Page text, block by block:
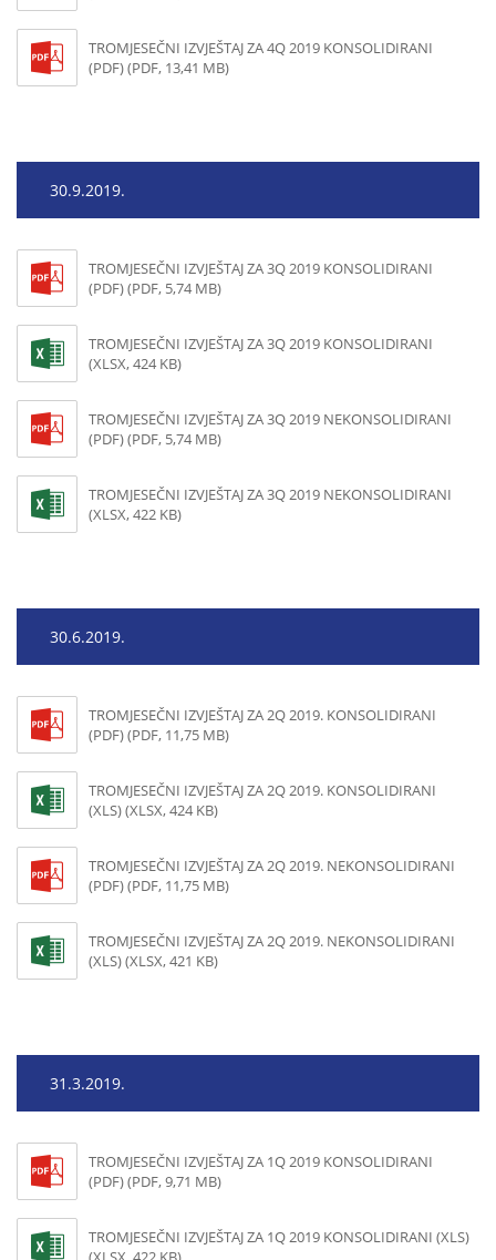
TROMJESEČNI IZVJEŠTAJ ZA 4Q 2019 KONSOLIDIRANI
(PDF) (PDF, 13,41 MB)
30.9.2019.
TROMJESEČNI IZVJEŠTAJ ZA 3Q 2019 KONSOLIDIRANI
(PDF) (PDF, 5,74 MB)
TROMJESEČNI IZVJEŠTAJ ZA 3Q 2019 KONSOLIDIRANI
(XLSX, 424 KB)
TROMJESEČNI IZVJEŠTAJ ZA 3Q 2019 NEKONSOLIDIRANI
(PDF) (PDF, 5,74 MB)
TROMJESEČNI IZVJEŠTAJ ZA 3Q 2019 NEKONSOLIDIRANI
(XLSX, 422 KB)
30.6.2019.
TROMJESEČNI IZVJEŠTAJ ZA 2Q 2019. KONSOLIDIRANI
(PDF) (PDF, 11,75 MB)
TROMJESEČNI IZVJEŠTAJ ZA 2Q 2019. KONSOLIDIRANI
(XLS) (XLSX, 424 KB)
TROMJESEČNI IZVJEŠTAJ ZA 2Q 2019. NEKONSOLIDIRANI
(PDF) (PDF, 11,75 MB)
TROMJESEČNI IZVJEŠTAJ ZA 2Q 2019. NEKONSOLIDIRANI
(XLS) (XLSX, 421 KB)
31.3.2019.
TROMJESEČNI IZVJEŠTAJ ZA 1Q 2019 KONSOLIDIRANI
(PDF) (PDF, 9,71 MB)
TROMJESEČNI IZVJEŠTAJ ZA 1Q 2019 KONSOLIDIRANI (XLS)